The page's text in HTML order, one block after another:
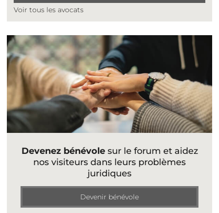
Voir tous les avocats
Devenez bénévolesur le forum et aidez
nos visiteurs dans leurs problèmes
juridiques
Devenir bénévole